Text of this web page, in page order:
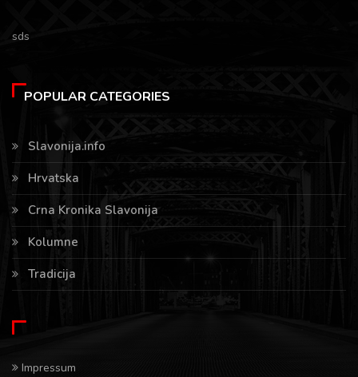
sds
POPULAR CATEGORIES
Slavonija.info
Hrvatska
Crna Kronika Slavonija
Kolumne
Tradicija
Impressum